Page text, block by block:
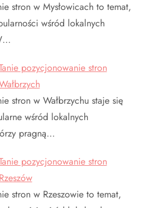
stron w Mysłowicach to temat,
wśród lokalnych
pozycjonowanie stron
stron w Wałbrzychu staje się
wśród lokalnych
pragną…
pozycjonowanie stron
Rzeszów
stron w Rzeszowie to temat,